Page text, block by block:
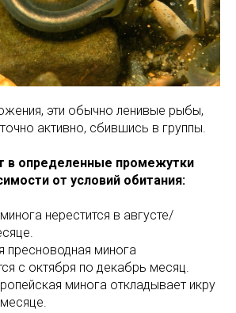
эти обычно ленивые рыбы,
активно, сбившись в группы.
в определенные промежутки
от условий обитания:
нерестится в августе/
пресноводная минога
с октября по декабрь месяц.
минога откладывает икру